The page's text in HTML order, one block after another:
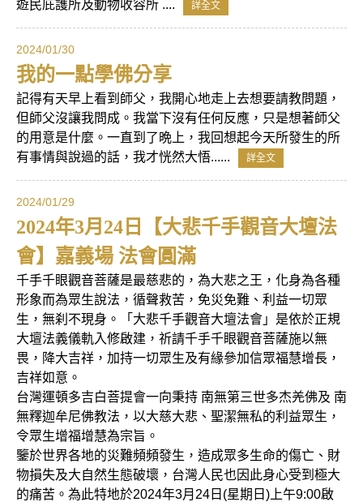
遊民庇護所及動物收容所 ....
詳全文
2024/01/30
我的一點學佛分享
記得有天早上看到師父，我開心地走上去想要請教問題，
但師父沒讓我問成。我當下沒有任何反應，只是想著師父
的用意是什麼。一直到了晩上，我回想起今天所發生的所
有事情與說過的話，我才恍然大悟......
詳全文
2024/01/29
2024年3月24日【大悲千手觀音大壇法
會】嘉義場 法會圓滿
千手千眼觀音菩薩是最慈悲的，為大悲之王，化身為各種
形象而為眾生說法，循聲救苦，免災免難、利益一切眾
生，無刹不現身。「大悲千手觀音大壇法會」是依於正規
大壇法義儀軌入修啟建，祈請千手千眼觀音菩薩施以無
畏，降大吉祥，加持一切眾生及有緣參加信眾福慧增長，
吉祥如意。
台灣運頓多吉白菩提會一向秉持 南無第三世多杰羌佛及 南
無釋迦牟尼佛教法，以大慈大悲、聖潔無私的利益眾生，
令眾生增福增慧為宗旨。
鑒於世界各地的災難頻頻發生，造成眾多生命的傷亡、財
物損失及大自然生態破壞，台灣人民也因此身心受到極大
的痛苦。為此特地於2024年3月24日(星期日)上午9:00啟